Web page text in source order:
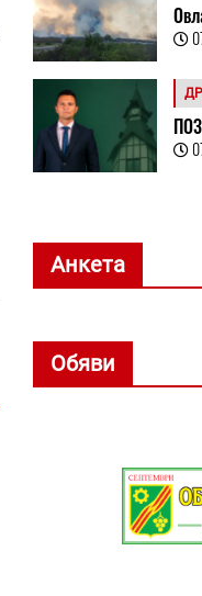
Анкета
Обяви